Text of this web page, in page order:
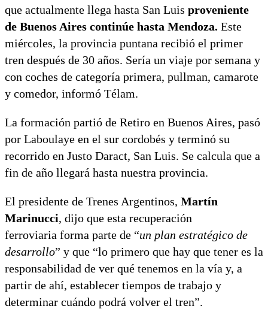
que actualmente llega hasta San Luis proveniente
de Buenos Aires continúe hasta Mendoza. Este
miércoles, la provincia puntana recibió el primer
tren después de 30 años. Sería un viaje por semana y
con coches de categoría primera, pullman, camarote
y comedor, informó Télam.
La formación partió de Retiro en Buenos Aires, pasó
por Laboulaye en el sur cordobés y terminó su
recorrido en Justo Daract, San Luis. Se calcula que a
fin de año llegará hasta nuestra provincia.
El presidente de Trenes Argentinos, Martín
Marinucci, dijo que esta recuperación
ferroviaria forma parte de “un plan estratégico de
desarrollo” y que “lo primero que hay que tener es la
responsabilidad de ver qué tenemos en la vía y, a
partir de ahí, establecer tiempos de trabajo y
determinar cuándo podrá volver el tren”.